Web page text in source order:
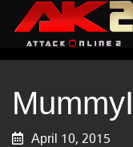
April 10, 2015